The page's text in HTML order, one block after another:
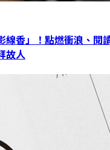
線香」！點燃衝浪、閱
故人